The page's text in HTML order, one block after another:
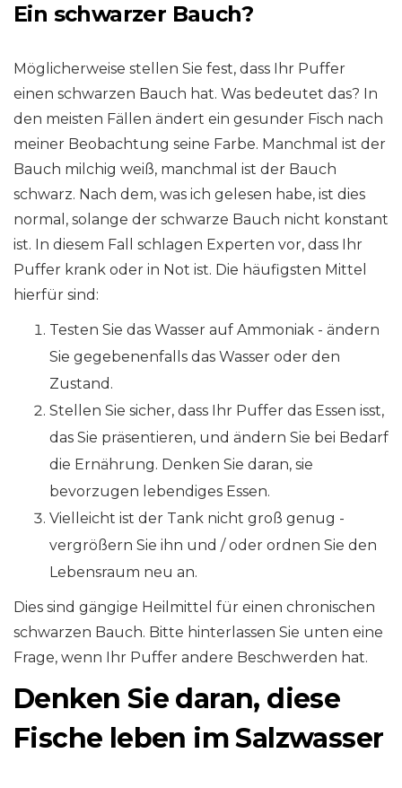
Ein schwarzer Bauch?
Möglicherweise stellen Sie fest, dass Ihr Puffer
einen schwarzen Bauch hat. Was bedeutet das? In
den meisten Fällen ändert ein gesunder Fisch nach
meiner Beobachtung seine Farbe. Manchmal ist der
Bauch milchig weiß, manchmal ist der Bauch
schwarz. Nach dem, was ich gelesen habe, ist dies
normal, solange der schwarze Bauch nicht konstant
ist. In diesem Fall schlagen Experten vor, dass Ihr
Puffer krank oder in Not ist. Die häufigsten Mittel
hierfür sind:
Testen Sie das Wasser auf Ammoniak - ändern
Sie gegebenenfalls das Wasser oder den
Zustand.
Stellen Sie sicher, dass Ihr Puffer das Essen isst,
das Sie präsentieren, und ändern Sie bei Bedarf
die Ernährung. Denken Sie daran, sie
bevorzugen lebendiges Essen.
Vielleicht ist der Tank nicht groß genug -
vergrößern Sie ihn und / oder ordnen Sie den
Lebensraum neu an.
Dies sind gängige Heilmittel für einen chronischen
schwarzen Bauch. Bitte hinterlassen Sie unten eine
Frage, wenn Ihr Puffer andere Beschwerden hat.
Denken Sie daran, diese
Fische leben im Salzwasser